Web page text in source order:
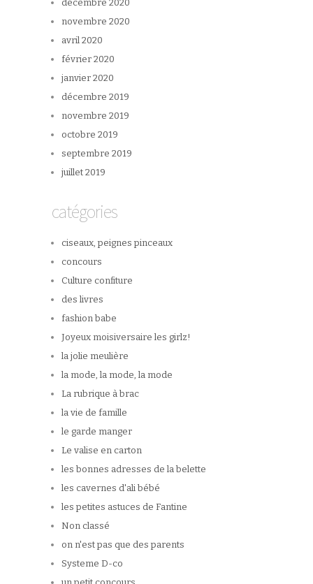
décembre 2020
novembre 2020
avril 2020
février 2020
janvier 2020
décembre 2019
novembre 2019
octobre 2019
septembre 2019
juillet 2019
catégories
ciseaux, peignes pinceaux
concours
Culture confiture
des livres
fashion babe
Joyeux moisiversaire les girlz!
la jolie meulière
la mode, la mode, la mode
La rubrique à brac
la vie de famille
le garde manger
Le valise en carton
les bonnes adresses de la belette
les cavernes d'ali bébé
les petites astuces de Fantine
Non classé
on n'est pas que des parents
Systeme D-co